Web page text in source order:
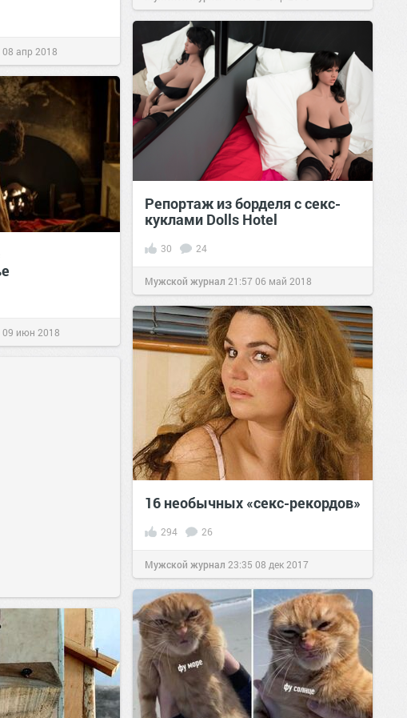
08 апр 2018
Репортаж из борделя с секс-
куклами Dolls Hotel
30 24
Мужской журнал 21:57 06 май 2018
09 июн 2018
16 необычных «секс-рекордов»
294 26
Мужской журнал 23:35 08 дек 2017